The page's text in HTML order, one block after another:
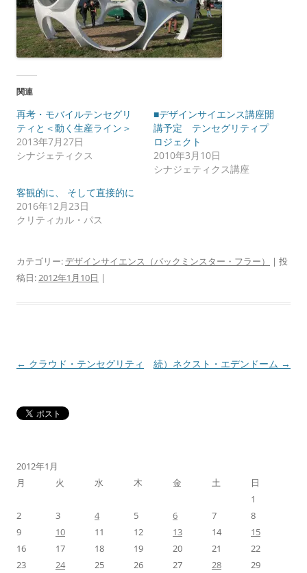
関連
再考・モバイルテンセグリ
ティと＜動く生産ライン＞
2013年7月27日
シナジェティクス
■デザインサイエンス講座開
講予定 テンセグリティプ
ロジェクト
2010年3月10日
シナジェティクス講座
客観的に、 そして直接的に
2016年12月23日
クリティカル・パス
カテゴリー: デザインサイエンス（バックミンスター・フラー）
| 投
稿日:2012年1月10日 |
投
ビ
シ
ン
← クラウド・テンセグリティ 続）ネクスト・エデンドーム →
2012年1月
月
火 水 木 金 土
日
1
2
3 4 5 6 7
8
9
10 11 12 13 14
15
16
17 18 19 20 21
22
23
24 25 26 27 28
29